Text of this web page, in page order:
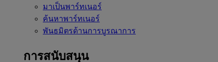
มาเป็นพาร์ทเนอร์
ค้นหาพาร์ทเนอร์
พันธมิตรด้านการบูรณาการ
การสนับสนุน